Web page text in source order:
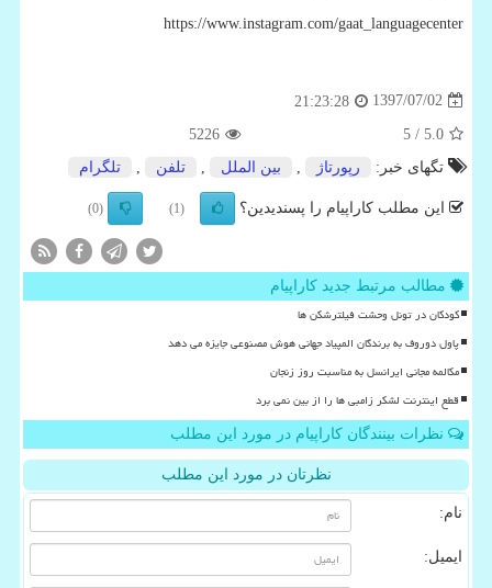
https://www.instagram.com/gaat_languagecenter
1397/07/02
21:23:28
5.0
/ 5
5226
تگهای خبر:
رپورتاژ بین الملل تلفن تلگرام
این مطلب کاراپیام را پسندیدین؟ (1)
(0)
مطالب مرتبط جدید کاراپیام
کودکان در تونل وحشت فیلترشکن ها
پاول دوروف به برندگان المپیاد جهانی هوش مصنوعی جایزه می دهد
مکالمه مجانی ایرانسل به مناسبت روز زنجان
قطع اینترنت لشکر زامبی ها را از بین نمی برد
نظرات بینندگان کاراپیام در مورد این مطلب
نظرتان در مورد این مطلب
نام:
ایمیل: